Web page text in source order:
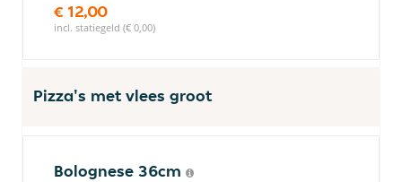
€ 12,00
incl. statiegeld (€ 0,00)
Pizza's met vlees groot
Bolognese 36cm